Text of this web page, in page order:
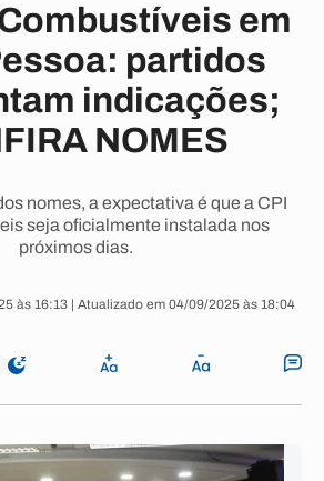
em
partidos
indicações;
NOMES
nomes, a expectativa é que a CPI
seja oficialmente instalada nos
próximos dias.
às 16:13 | Atualizado em 04/09/2025 às 18:04